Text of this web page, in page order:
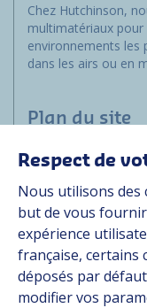
Chez Hutchinson,
multimatériaux
environnements les
dans les airs ou en
Plan du site
Marchés
Solutions
Ressources
À propos
Carrière
Contact
Respect de
Nous utilisons des
but de vous
expérience
française, certains
déposés par
modifier vos